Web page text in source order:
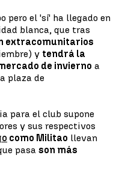
pero el 'sí' ha llegado en
blanca, que tras
extracomunitarios
y tendrá la
de invierno a
plaza de
para el club supone
y sus respectivos
como Militao llevan
pasa son más